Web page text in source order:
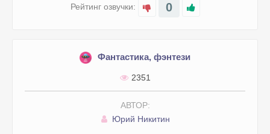
Рейтинг озвучки: 0
Фантастика, фэнтези
2351
АВТОР:
Юрий Никитин